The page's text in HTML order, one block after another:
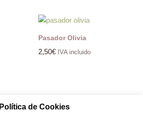
Pasador Olivia
2,50€ IVA incluido
Política de Cookies